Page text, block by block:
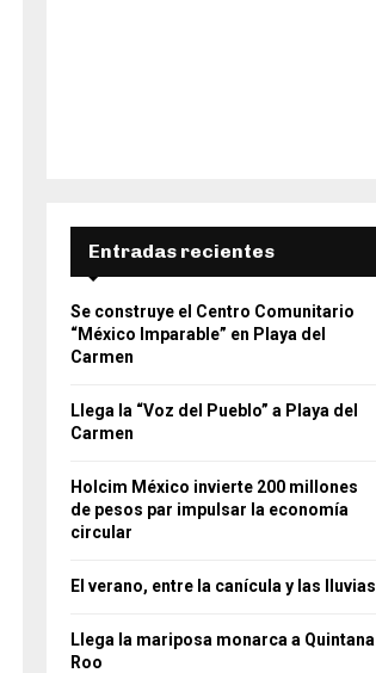
Entradas recientes
Se construye el Centro Comunitario
“México Imparable” en Playa del
Carmen
Llega la “Voz del Pueblo” a Playa del
Carmen
Holcim México invierte 200 millones
de pesos par impulsar la economía
circular
El verano, entre la canícula y las lluvias
Llega la mariposa monarca a Quintana
Roo